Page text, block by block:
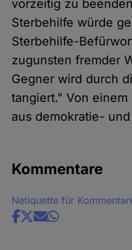
vorzeitig zu
Sterbehilfe würde
Sterbehilfe-
zugunsten fremder
Gegner wird durch
tangiert." Von
aus demokratie-
Kommentare
Netiquette für
Share